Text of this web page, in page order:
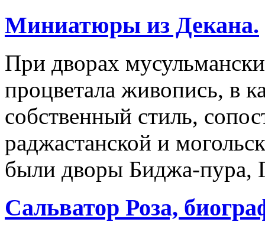
Миниатюры из Декана.
При дворах
процветала живопись, в
собственный стиль,
раджастанской и
были дворы Биджа-пура,
Сальватор Роза,